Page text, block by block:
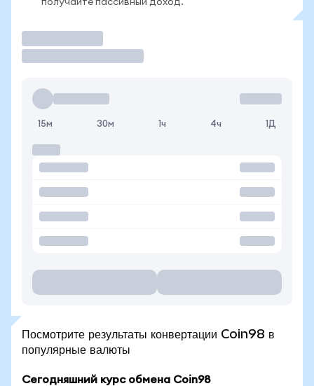
получайте пассивный доход.
15м 30м 1ч 4ч 1Д
Посмотрите результаты конвертации Coin98 в
популярные валюты
Сегодняшний курс обмена Coin98